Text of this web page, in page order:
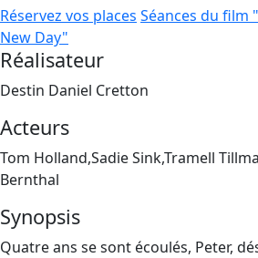
Réservez vos places Séances du film
New Day"
Réalisateur
Destin Daniel Cretton
Acteurs
Tom Holland,Sadie Sink,Tramell
Bernthal
Synopsis
Quatre ans se sont écoulés, Peter,